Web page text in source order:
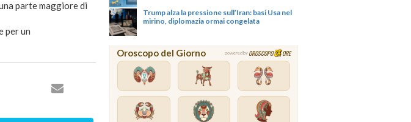
parte maggiore di
per un
Trump alza la pressione sull’Iran: basi Usa nel
mirino, diplomazia ormai congelata
Oroscopo del Giorno powered by OROSCOPO ORE